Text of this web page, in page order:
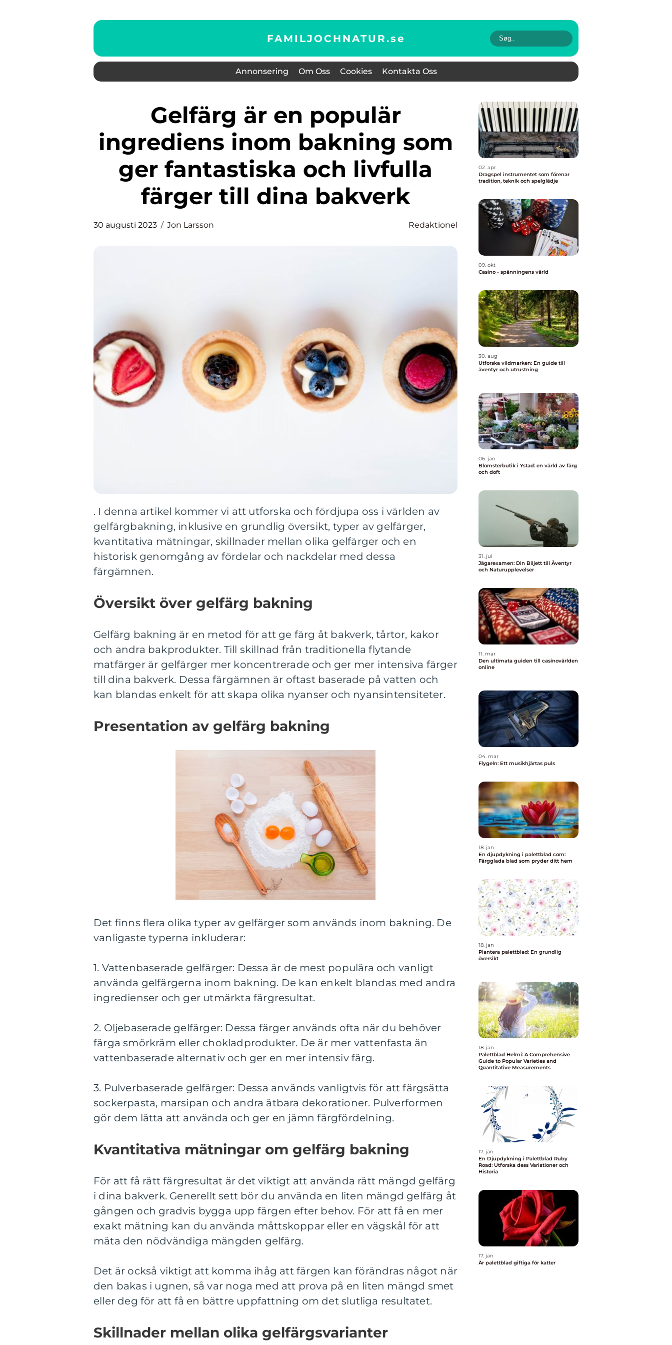
FAMILJOCHNATUR.se
Annonsering Om Oss Cookies Kontakta Oss
Gelfärg är en populär
ingrediens inom bakning som
ger fantastiska och livfulla
färger till dina bakverk
30 augusti 2023 Jon Larsson Redaktionel
. I denna artikel kommer vi att utforska och fördjupa oss i världen av
gelfärgbakning, inklusive en grundlig översikt, typer av gelfärger,
kvantitativa mätningar, skillnader mellan olika gelfärger och en
historisk genomgång av fördelar och nackdelar med dessa
färgämnen.
Översikt över gelfärg bakning
Gelfärg bakning är en metod för att ge färg åt bakverk, tårtor, kakor
och andra bakprodukter. Till skillnad från traditionella flytande
matfärger är gelfärger mer koncentrerade och ger mer intensiva färger
till dina bakverk. Dessa färgämnen är oftast baserade på vatten och
kan blandas enkelt för att skapa olika nyanser och nyansintensiteter.
Presentation av gelfärg bakning
Det finns flera olika typer av gelfärger som används inom bakning. De
vanligaste typerna inkluderar:
1. Vattenbaserade gelfärger: Dessa är de mest populära och vanligt
använda gelfärgerna inom bakning. De kan enkelt blandas med andra
ingredienser och ger utmärkta färgresultat.
2. Oljebaserade gelfärger: Dessa färger används ofta när du behöver
färga smörkräm eller chokladprodukter. De är mer vattenfasta än
vattenbaserade alternativ och ger en mer intensiv färg.
3. Pulverbaserade gelfärger: Dessa används vanligtvis för att färgsätta
sockerpasta, marsipan och andra ätbara dekorationer. Pulverformen
gör dem lätta att använda och ger en jämn färgfördelning.
Kvantitativa mätningar om gelfärg bakning
För att få rätt färgresultat är det viktigt att använda rätt mängd gelfärg
i dina bakverk. Generellt sett bör du använda en liten mängd gelfärg åt
gången och gradvis bygga upp färgen efter behov. För att få en mer
exakt mätning kan du använda måttskoppar eller en vägskål för att
mäta den nödvändiga mängden gelfärg.
Det är också viktigt att komma ihåg att färgen kan förändras något när
den bakas i ugnen, så var noga med att prova på en liten mängd smet
eller deg för att få en bättre uppfattning om det slutliga resultatet.
Skillnader mellan olika gelfärgsvarianter
02. apr
Dragspel instrumentet som förenar
tradition, teknik och spelglädje
09. okt
Casino - spänningens värld
30. aug
Utforska vildmarken: En guide till
äventyr och utrustning
06. jan
Blomsterbutik i Ystad: en värld av färg
och doft
31. jul
Jägarexamen: Din Biljett till Äventyr
och Naturupplevelser
11. mar
Den ultimata guiden till casinovärlden
online
04. mar
Flygeln: Ett musikhjärtas puls
18. jan
En djupdykning i palettblad com:
Färgglada blad som pryder ditt hem
18. jan
Plantera palettblad: En grundlig
översikt
18. jan
Palettblad Helmi: A Comprehensive
Guide to Popular Varieties and
Quantitative Measurements
17. jan
En Djupdykning i Palettblad Ruby
Road: Utforska dess Variationer och
Historia
17. jan
Är palettblad giftiga för katter